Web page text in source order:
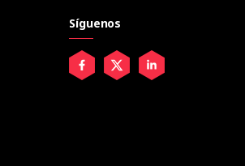
Síguenos